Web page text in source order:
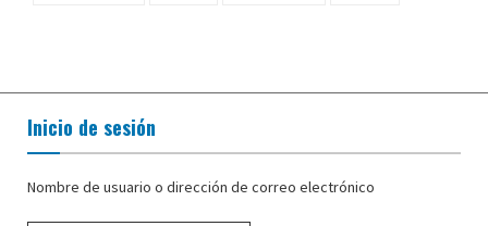
Inicio de sesión
Nombre de usuario o dirección de correo electrónico